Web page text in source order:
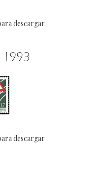
descargar
descargar